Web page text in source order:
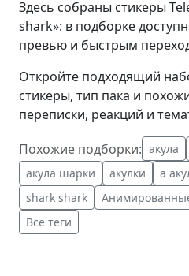
Здесь собраны стикеры
shark»: в подборке
превью и быстрым
Откройте подходящий
стикеры, тип пака и
переписки, реакций и
Похожие подборки: акула
акула шарки
акулки а
shark shark
Все теги